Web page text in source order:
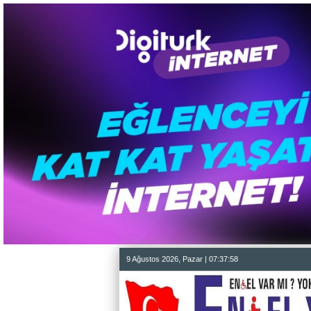
9 Ağustos 2026, Pazar | 07:37:59